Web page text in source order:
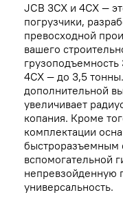
JCB 3CX и 4CX —
погрузчики,
превосходной
вашего
грузоподъемность
4CX — до 3,5
дополнительной
увеличивает
копания. Кроме
комплектации
быстроразъемным
вспомогательной
непревзойденную
универсальность.